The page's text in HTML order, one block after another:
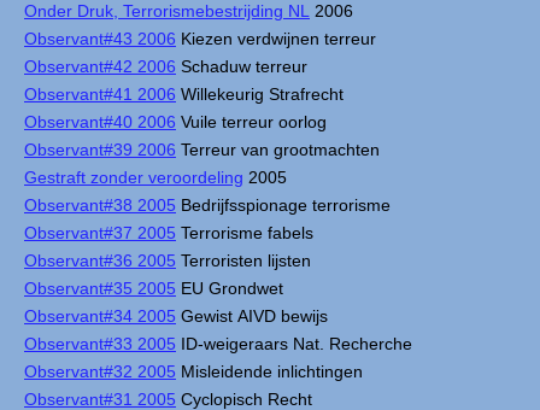
Onder Druk, Terrorismebestrijding NL
2006
Observant#43 2006 Kiezen verdwijnen terreur
Observant#42 2006 Schaduw terreur
Observant#41 2006 Willekeurig Strafrecht
Observant#40 2006 Vuile terreur oorlog
Observant#39 2006 Terreur van grootmachten
Gestraft zonder veroordeling 2005
Observant#38 2005 Bedrijfsspionage terrorisme
Observant#37 2005 Terrorisme fabels
Observant#36 2005 Terroristen lijsten
Observant#35 2005 EU Grondwet
Observant#34 2005 Gewist AIVD bewijs
Observant#33 2005 ID-weigeraars Nat. Recherche
Observant#32 2005 Misleidende inlichtingen
Observant#31 2005 Cyclopisch Recht